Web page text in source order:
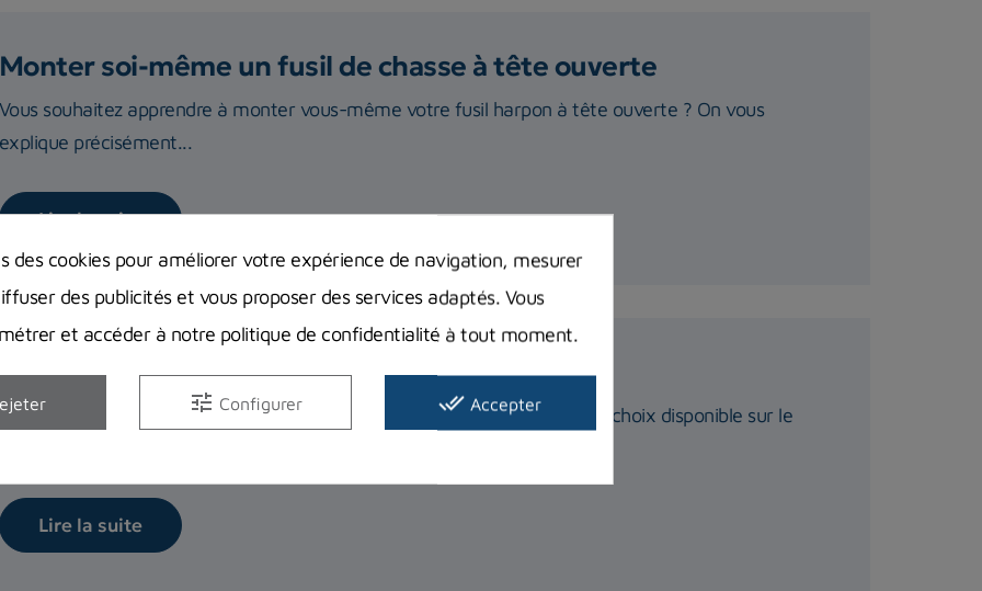
soi-même un fusil de chasse à tête ouverte
souhaitez apprendre à monter vous-même votre fusil harpon à tête ouverte ? On vous
précisément...
Lire la suite
son arbalète de chasse sous-marine
choisir sa première arbalète de chasse sous-marine ? Le vaste choix disponible sur le
Lire la suite
des cookies pour améliorer votre expérience de navigation, mesurer
des publicités et vous proposer des services adaptés. Vous
et accéder à notre politique de confidentialité à tout moment.
tune Configurer done_all Accepter